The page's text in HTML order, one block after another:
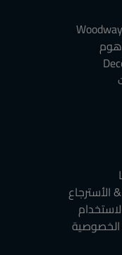
الأسترجاع